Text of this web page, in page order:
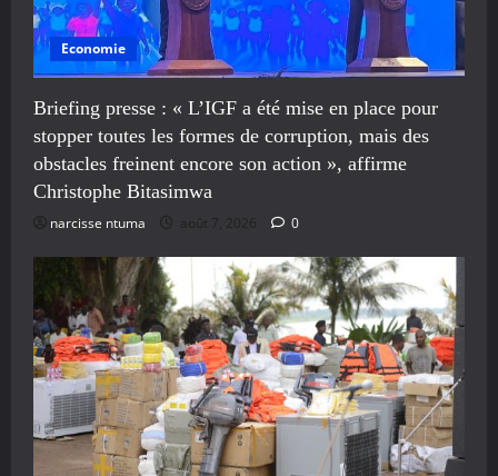
Economie
Briefing presse : « L’IGF a été mise en place pour
stopper toutes les formes de corruption, mais des
obstacles freinent encore son action », affirme
Christophe Bitasimwa
narcisse ntuma août 7, 2026 0